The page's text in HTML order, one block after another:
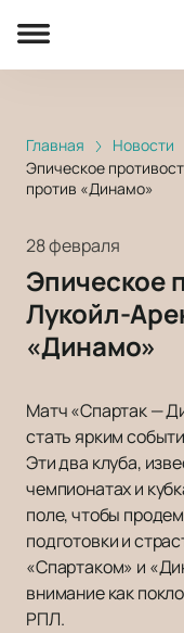
Главная
Новости
Эпическое
против «Динамо»
28 февраля
Эпическое
Лукойл-
«Динамо»
Матч «Спартак —
стать ярким
Эти два клуба,
чемпионатах и
поле, чтобы
подготовки и
«Спартаком» и
внимание как
РПЛ.